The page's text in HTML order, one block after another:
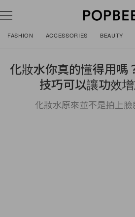
FASHION ACCESSORIES BEAUTY
化妝水你真的懂得用嗎
技巧可以讓功效增
化妝水原來並不是拍上臉